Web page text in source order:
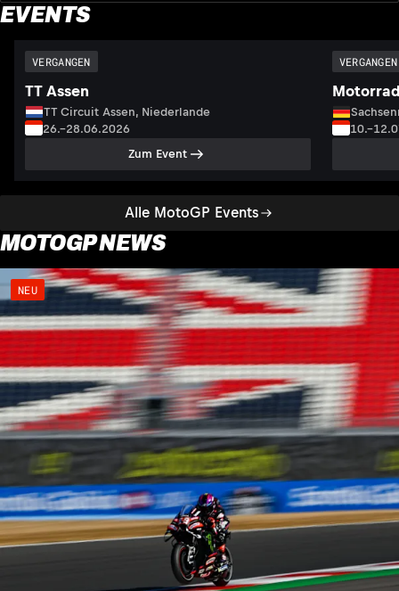
EVENTS
Alle MotoGP Events
VERGANGEN
TT Assen
TT Circuit Assen, Niederlande
26.–28.06.2026
Zum Event
VERGANGEN
MOTOGP NEWS
NEU